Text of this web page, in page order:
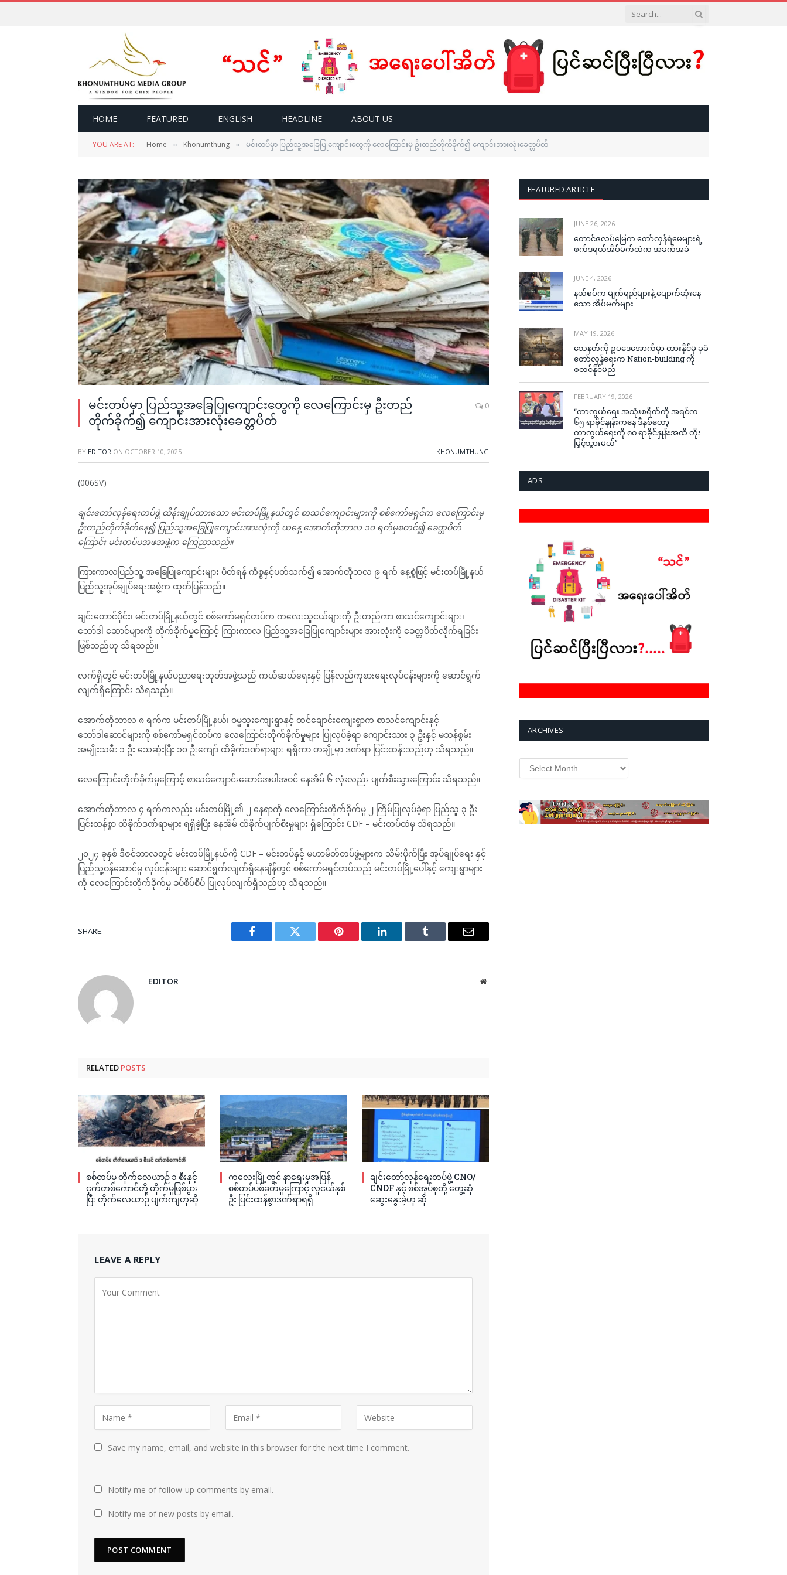
HOME FEATURED ENGLISH HEADLINE ABOUT US
YOU ARE AT: Home » Khonumthung » မင်းတပ်မှာ ပြည်သူ့အခြေပြုကျောင်းတွေကို လေကြောင်းမှ ဦးတည်တိုက်ခိုက်၍ ကျောင်းအားလုံးခေတ္တပိတ်
မင်းတပ်မှာ ပြည်သူ့အခြေပြုကျောင်းတွေကို လေကြောင်းမှ ဦးတည်
တိုက်ခိုက်၍ ကျောင်းအားလုံးခေတ္တပိတ်
0
BY EDITOR ON OCTOBER 10, 2025 KHONUMTHUNG
(006SV)
ချင်းတော်လှန်ရေးတပ်ဖွဲ့ ထိန်းချုပ်ထားသော မင်းတပ်မြို့နယ်တွင် စာသင်ကျောင်းများကို စစ်ကော်မရှင်က လေကြောင်းမှ
ဦးတည်တိုက်ခိုက်နေ၍ ပြည်သူ့အခြေပြုကျောင်းအားလုံးကို ယနေ့ အောက်တိုဘာလ ၁၀ ရက်မှစတင်၍ ခေတ္တပိတ်
ကြောင်း မင်းတပ်ပအဖအဖွဲ့က ကြေညာသည်။
ကြားကာလပြည်သူ့ အခြေပြုကျောင်းများ ပိတ်ရန် ကိစ္စနှင့်ပတ်သက်၍ အောက်တိုဘလ ၉ ရက် နေ့စွဲဖြင့် မင်းတပ်မြို့နယ်
ပြည်သူ့အုပ်ချုပ်ရေးအဖွဲ့က ထုတ်ပြန်သည်။
ချင်းတောင်ပိုင်း၊ မင်းတပ်မြို့နယ်တွင် စစ်ကော်မရှင်တပ်က ကလေးသူငယ်များကို ဦးတည်ကာ စာသင်ကျောင်းများ၊
ဘော်ဒါ ဆောင်များကို တိုက်ခိုက်မှုကြောင့် ကြားကာလ ပြည်သူ့အခြေပြုကျောင်းများ အားလုံးကို ခေတ္တပိတ်လိုက်ရခြင်း
ဖြစ်သည်ဟု သိရသည်။
လက်ရှိတွင် မင်းတပ်မြို့နယ်ပညာရေးဘုတ်အဖွဲ့သည် ကယ်ဆယ်ရေးနှင့် ပြန်လည်ကုစားရေးလုပ်ငန်းများကို ဆောင်ရွက်
လျက်ရှိကြောင်း သိရသည်။
အောက်တိုဘာလ ၈ ရက်က မင်းတပ်မြို့နယ်၊ ဝမ္မသူးကျေးရွာနှင့် ထင်ချောင်းကျေးရွာက စာသင်ကျောင်းနှင့်
ဘော်ဒါဆောင်များကို စစ်ကော်မရှင်တပ်က လေကြောင်းတိုက်ခိုက်မှုများ ပြုလုပ်ခဲ့ရာ ကျောင်းသား ၃ ဦးနှင့် မသန်စွမ်း
အမျိုးသမီး ၁ ဦး သေဆုံးပြီး ၁၀ ဦးကျော် ထိခိုက်ဒဏ်ရာများ ရရှိကာ တချို့မှာ ဒဏ်ရာ ပြင်းထန်းသည်ဟု သိရသည်။
လေကြောင်းတိုက်ခိုက်မှုကြောင့် စာသင်ကျောင်းဆောင်အပါအဝင် နေအိမ် ၆ လုံးလည်း ပျက်စီးသွားကြောင်း သိရသည်။
အောက်တိုဘာလ ၄ ရက်ကလည်း မင်းတပ်မြို့၏ ၂ နေရာကို လေကြောင်းတိုက်ခိုက်မှု ၂ ကြိမ်ပြုလုပ်ခဲ့ရာ ပြည်သူ ၃ ဦး
ပြင်းထန်စွာ ထိခိုက်ဒဏ်ရာများ ရရှိခဲ့ပြီး နေအိမ် ထိခိုက်ပျက်စီးမှုများ ရှိကြောင်း CDF – မင်းတပ်ထံမှ သိရသည်။
၂၀၂၄ ခုနှစ် ဒီဇင်ဘာလတွင် မင်းတပ်မြို့နယ်ကို CDF – မင်းတပ်နှင့် မဟာမိတ်တပ်ဖွဲ့များက သိမ်းပိုက်ပြီး အုပ်ချုပ်ရေး နှင့်
ပြည်သူ့ဝန်ဆောင်မှု လုပ်ငန်းများ ဆောင်ရွက်လျက်ရှိနေချိန်တွင် စစ်ကော်မရှင်တပ်သည် မင်းတပ်မြို့ပေါ်နှင့် ကျေးရွာများ
ကို လေကြောင်းတိုက်ခိုက်မှု ခပ်စိပ်စိပ် ပြုလုပ်လျက်ရှိသည်ဟု သိရသည်။
SHARE.
Facebook Twitter Pinterest LinkedIn Tumblr Email
EDITOR Website
RELATED POSTS
စစ်တပ်မှ တိုက်လေယာဉ် ၁ စီးနှင့်
ငှက်တစ်ကောင်တို့ တိုက်မှုဖြစ်ပွား
ပြီး တိုက်လေယာဉ် ပျက်ကျဟုဆို
ကလေးမြို့တွင် နာရေးမှအပြန်
စစ်တပ်ပစ်ခတ်မှုကြောင့် လူငယ်နှစ်
ဦး ပြင်းထန်စွာဒဏ်ရာရရှိ
ချင်းတော်လှန်ရေးတပ်ဖွဲ့ CNO/
CNDF နှင့် စစ်အုပ်စုတို့ တွေ့ဆုံ
ဆွေးနွေးခဲ့ဟု ဆို
LEAVE A REPLY
Save my name, email, and website in this browser for the next time I comment.
Notify me of follow-up comments by email.
Notify me of new posts by email.
FEATURED ARTICLE
JUNE 26, 2026
တောင်ဇလပ်မြေက တော်လှန်ရဲမေများရဲ့
ဖက်ဒရယ်အိပ်မက်ထဲက အခက်အခဲ
JUNE 4, 2026
နယ်စပ်က မျက်ရည်များနဲ့ ပျောက်ဆုံးနေ
သော အိပ်မက်များ
MAY 19, 2026
သေနတ်ကို ဥပဒေအောက်မှာ ထားနိုင်မှ ခုခံ
တော်လှန်ရေးက Nation-building ကို
စတင်နိုင်မည်
FEBRUARY 19, 2026
“ကာကွယ်ရေး အသုံးစရိတ်ကို အရင်က
၆၅ ရာခိုင်နှုန်းကနေ ဒီနှစ်တော့
ကာကွယ်ရေးကို ၈၀ ရာခိုင်နှုန်းအထိ တိုး
မြှင့်သွားမယ်”
ADS
ARCHIVES
Archives